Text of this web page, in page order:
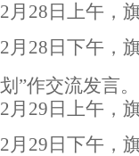
2月28日上午，
2月28日下午，
划”作交流发言。
2月29日上午，
2月29日下午，